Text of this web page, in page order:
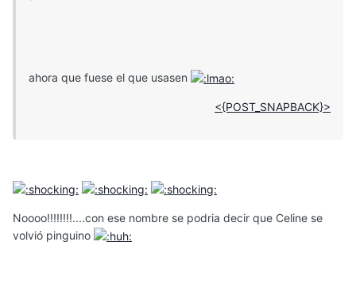
ahora que fuese el que usasen
<{POST_SNAPBACK}>
Noooo!!!!!!!!....con ese nombre se podria decir que Celine se
volvió pinguino